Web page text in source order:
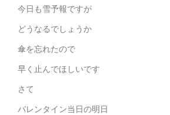
今日も雪予報ですが
どうなるでしょうか
傘を忘れたので
早く止んでほしいです
さて
バレンタイン当日の明日